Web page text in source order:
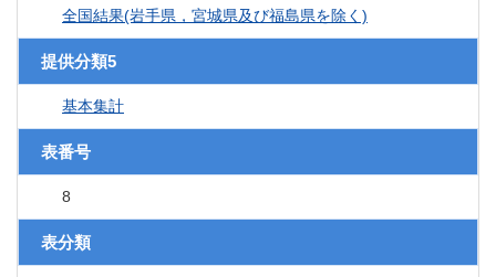
全国結果(岩手県，宮城県及び福島県を除く)
提供分類5
基本集計
表番号
8
表分類